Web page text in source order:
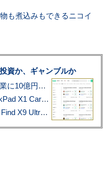
も煮込みもできるニコイ
資か、ギャンブルか
アマゾン配送を支える物流大手、ステーブルコイン企業に10億円投資のワケ
あこがれの旗艦モバイルノートPC最新モデル=「ThinkPad X1 Carbon Gen 14 Aura Edition」実機レビュー
ハッセルブラッド搭載の頂上カメラ・スマホ「OPPO Find X9 Ultra」実写レビュー=プロが本気で徹底撮影しました!!